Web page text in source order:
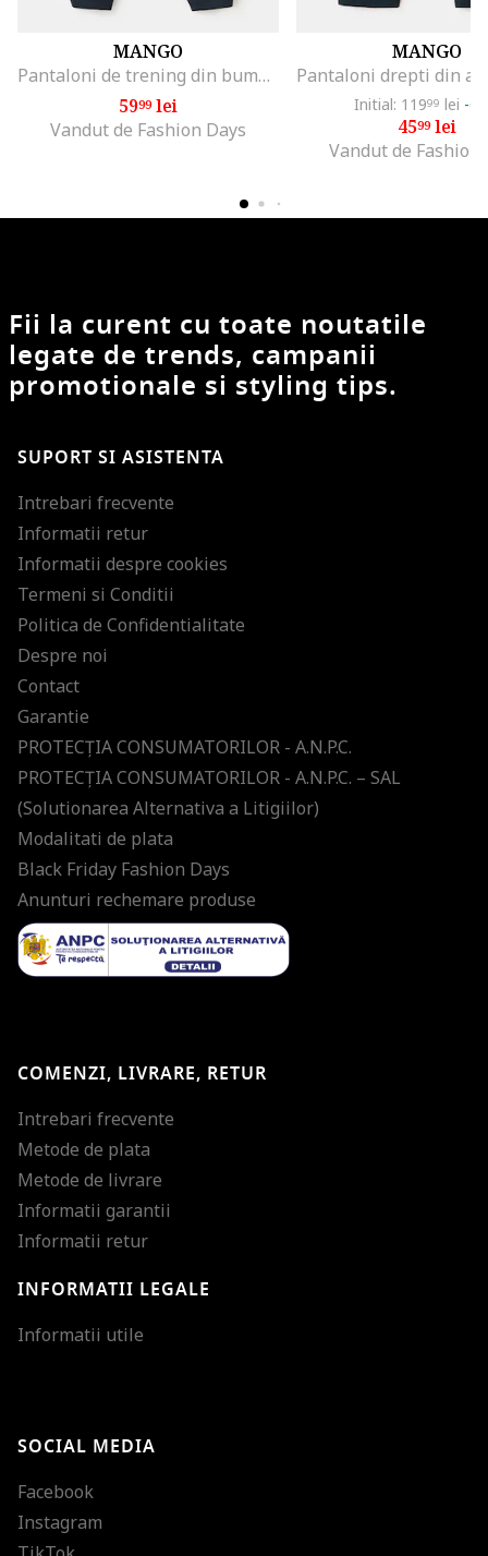
MANGO
Pantaloni de trening din bumbac cu buzunare laterale, Albastru ultramarin
5999lei
Vandut de Fashion Days
MANGO
Initial: 11999 lei -
4599lei
Vandut de Fashion
Fii la curent cu toate noutatile
legate de trends, campanii
promotionale si styling tips.
SUPORT SI ASISTENTA
Intrebari frecvente
Informatii retur
Informatii despre cookies
Termeni si Conditii
Politica de Confidentialitate
Despre noi
Contact
Garantie
PROTECŢIA CONSUMATORILOR - A.N.P.C.
PROTECŢIA CONSUMATORILOR - A.N.P.C. – SAL
(Solutionarea Alternativa a Litigiilor)
Modalitati de plata
Black Friday Fashion Days
Anunturi rechemare produse
COMENZI, LIVRARE, RETUR
Intrebari frecvente
Metode de plata
Metode de livrare
Informatii garantii
Informatii retur
INFORMATII LEGALE
Informatii utile
SOCIAL MEDIA
Facebook
Instagram